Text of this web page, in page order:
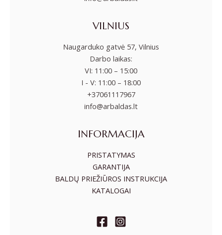
VILNIUS
Naugarduko gatvė 57, Vilnius
Darbo laikas:
VI: 11:00 – 15:00
I - V: 11:00 – 18:00
+37061117967
info@arbaldas.lt
INFORMACIJA
PRISTATYMAS
GARANTIJA
BALDŲ PRIEŽIŪROS INSTRUKCIJA
KATALOGAI